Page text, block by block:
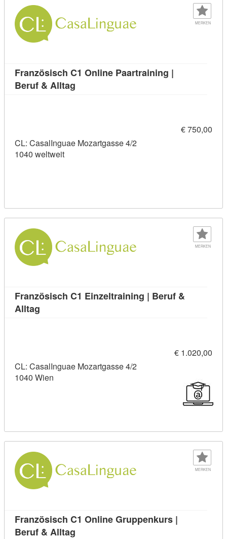
MERKEN
Französisch C1 Online Paartraining |
Beruf & Alltag
€ 750,00
CL: CasalInguae Mozartgasse 4/2
1040 weltweit
MERKEN
Französisch C1 Einzeltraining | Beruf &
Alltag
€ 1.020,00
CL: CasalInguae Mozartgasse 4/2
1040 Wien
MERKEN
Französisch C1 Online Gruppenkurs |
Beruf & Alltag